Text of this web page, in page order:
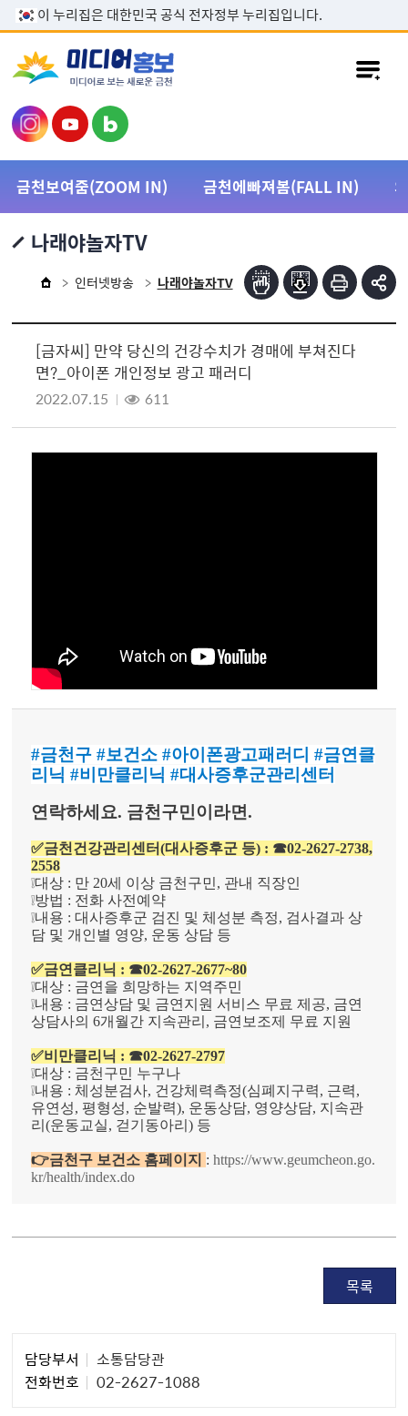
본문 바로가기
이 누리집은 대한민국 공식 전자정부 누리집입니다.
금천보여줌(ZOOM IN) 금천에빠져봄(FALL IN)
나래야놀자TV
인터넷방송 나래야놀자TV
[금자씨] 만약 당신의 건강수치가 경매에 부쳐진다
면?_아이폰 개인정보 광고 패러디
2022.07.15 611
#금천구 #보건소 #아이폰광고패러디 #금연클
리닉 #비만클리닉 #대사증후군관리센터
연락하세요. 금천구민이라면.
✅금천건강관리센터(대사증후군 등) : ☎02-2627-2738,
2558
❕대상 : 만 20세 이상 금천구민, 관내 직장인
❕방법 : 전화 사전예약
❕내용 : 대사증후군 검진 및 체성분 측정, 검사결과 상
담 및 개인별 영양, 운동 상담 등
✅금연클리닉 : ☎02-2627-2677~80
❕대상 : 금연을 희망하는 지역주민
❕내용 : 금연상담 및 금연지원 서비스 무료 제공, 금연
상담사의 6개월간 지속관리, 금연보조제 무료 지원
✅비만클리닉 : ☎02-2627-2797
❕대상 : 금천구민 누구나
❕내용 : 체성분검사, 건강체력측정(심폐지구력, 근력,
유연성, 평형성, 순발력), 운동상담, 영양상담, 지속관
리(운동교실, 걷기동아리) 등
👉금천구 보건소 홈페이지 :https://www.geumcheon.go.
kr/health/index.do
목록
자
담당부서
소통담당관
전화번호
02-2627-1088